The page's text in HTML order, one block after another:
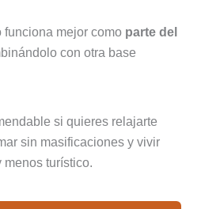
funciona mejor como parte del
con otra base
si quieres relajarte
sin masificaciones y vivir
menos turístico.